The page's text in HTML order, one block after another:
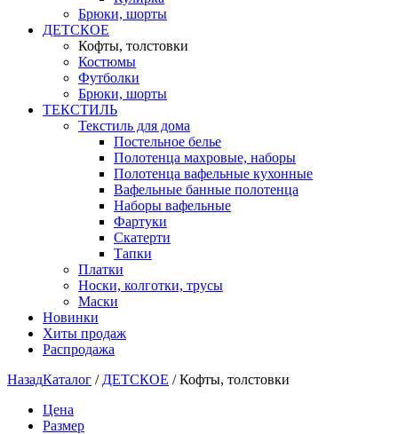
Брюки, шорты
ДЕТСКОЕ
Кофты, толстовки
Костюмы
Футболки
Брюки, шорты
ТЕКСТИЛЬ
Текстиль для дома
Постельное белье
Полотенца махровые, наборы
Полотенца вафельные кухонные
Вафельные банные полотенца
Наборы вафельные
Фартуки
Скатерти
Тапки
Платки
Носки, колготки, трусы
Маски
Новинки
Хиты продаж
Распродажа
НазадКаталог / ДЕТСКОЕ /Кофты, толстовки
Цена
Размер